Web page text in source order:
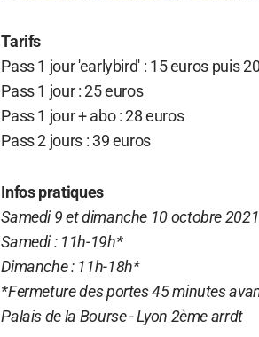
Tarifs
Pass 1 jour 'earlybird' : 15 euros puis
Pass 1 jour : 25 euros
Pass 1 jour + abo : 28 euros
Pass 2 jours : 39 euros
Infos pratiques
Samedi 9 et dimanche 10 octobre 2021
Samedi : 11h-19h*
Dimanche : 11h-18h*
*Fermeture des portes 45 minutes
Palais de la Bourse - Lyon 2ème arrdt